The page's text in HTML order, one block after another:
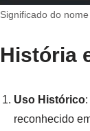
Significado do
História
Uso Histórico:
reconhecido